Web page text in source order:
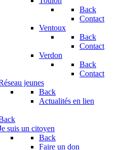
Back
Contact
Ventoux
Back
Contact
Verdon
Back
Contact
jeunes
Back
Actualités en lien
suis un citoyen
Back
Faire un don